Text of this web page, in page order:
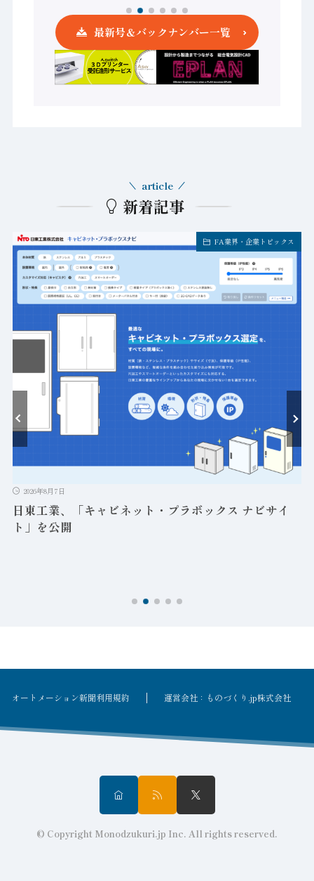
最新号＆バックナンバー一覧
新着記事
article
FA業界・企業トピックス
2026年8月7日
日東工業、「キャビネット・プラボックス ナビサイ
ト」を公開
オートメーション新聞利用規約 運営会社：ものづくり.jp株式会社
© Copyright Monodzukuri.jp Inc. All rights reserved.